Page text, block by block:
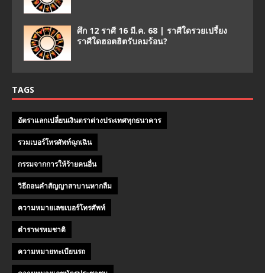
ศึก 12 ราศี 16 มี.ค. 68 | ราศีใดรวยเปรี้ยง
ราศีใดฮอตฮิตรับลมร้อน?
TAGS
อัตราแลกเปลี่ยนเงินตราต่างประเทศทุกธนาคาร
รวมเบอร์โทรศัพท์ฉุกเฉิน
กรรมจากการให้ร้ายคนอื่น
วิธีถอนคําสัญญาสาบานหากลืม
ความหมายเลขเบอร์โทรศัพท์
ตำราพรหมชาติ
ความหมายทะเบียนรถ